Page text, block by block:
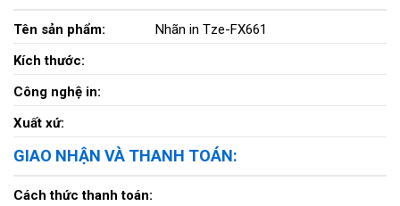
Tên sản phẩm:
Nhãn in Tze-FX661
Kích thước:
Công nghệ in:
Xuất xứ:
GIAO NHẬN VÀ THANH TOÁN:
Cách thức thanh toán: